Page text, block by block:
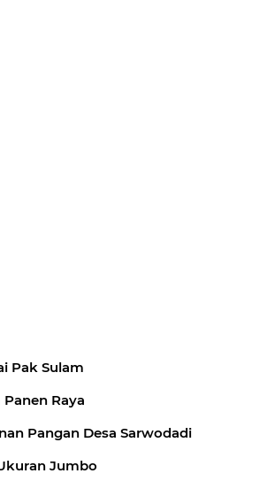
Pak Sulam
Raya
Pangan Desa Sarwodadi
Jumbo